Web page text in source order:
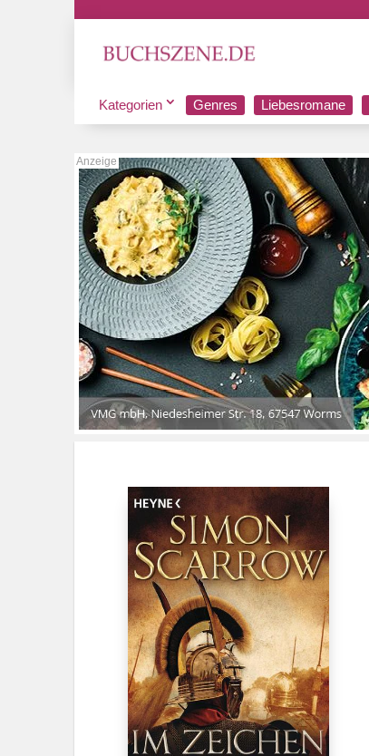
Kategorien Genres Liebesromane